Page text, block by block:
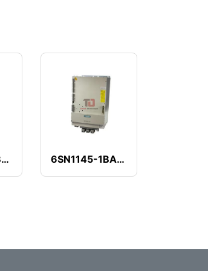
6SN1145-1BB00-0EA1 6SN1145-1BA01-0DA0